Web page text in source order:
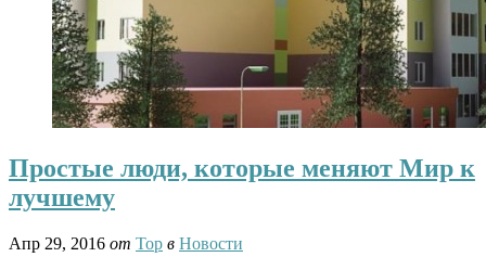
Простые люди, которые меняют Мир к
лучшему
Апр 29, 2016 от Тор в Новости